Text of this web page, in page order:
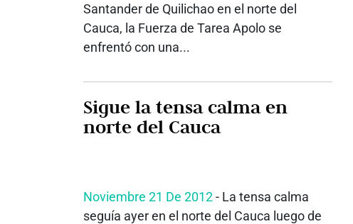
Santander de Quilichao en el norte del
Cauca, la Fuerza de Tarea Apolo se
enfrentó con una...
Sigue la tensa calma en
norte del Cauca
Noviembre 21 De 2012- La tensa calma
seguía ayer en el norte del Cauca luego de